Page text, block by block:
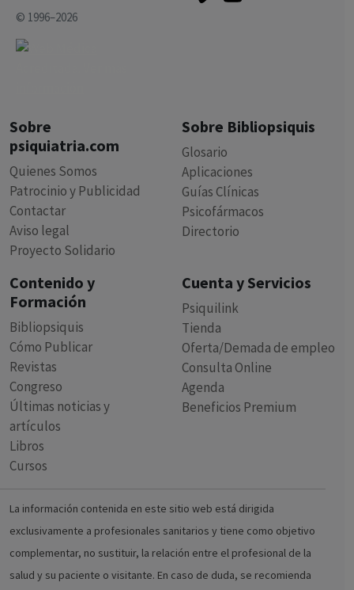
© 1996–2026
Sobre
psiquiatria.com
Quienes Somos
Patrocinio y Publicidad
Contactar
Aviso legal
Proyecto Solidario
Sobre Bibliopsiquis
Glosario
Aplicaciones
Guías Clínicas
Psicofármacos
Directorio
Contenido y
Formación
Bibliopsiquis
Cómo Publicar
Revistas
Congreso
Últimas noticias y
artículos
Libros
Cursos
Cuenta y Servicios
Psiquilink
Tienda
Oferta/Demada de empleo
Consulta Online
Agenda
Beneficios Premium
La información contenida en este sitio web está dirigida
exclusivamente a profesionales sanitarios y tiene como objetivo
complementar, no sustituir, la relación entre el profesional de la
salud y su paciente o visitante. En caso de duda, se recomienda